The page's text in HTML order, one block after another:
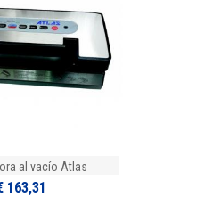
al vacío Atlas
163,31